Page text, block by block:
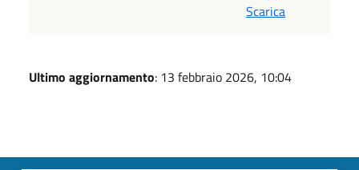
Scarica
Ultimo aggiornamento: 13 febbraio 2026, 10:04